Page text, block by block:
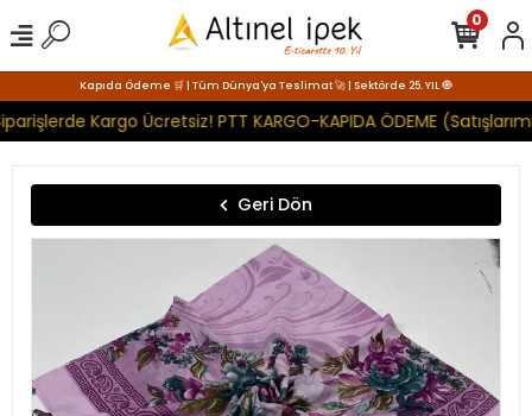
Kapıda Ödeme 🛒 | Tüm Dünya'ya Teslimat 🚀 | Sektörde 25. YIL 🧿
Kargo Ücretsiz! PTT KARGO-KAPIDA ÖDEME
0
Geri Dön